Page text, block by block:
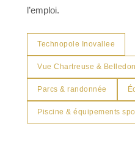
l’emploi.
Technopole Inovallee
Vue Chartreuse &
Parcs & randonnée
Piscine & équipements